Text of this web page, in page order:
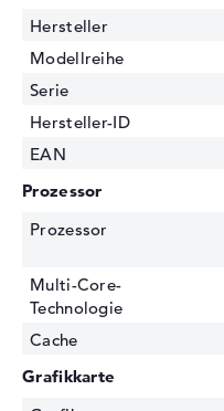
Hersteller
Modellreihe
Serie
Hersteller-ID
EAN
Prozessor
Prozessor
Multi-Core-
Technologie
Cache
Grafikkarte